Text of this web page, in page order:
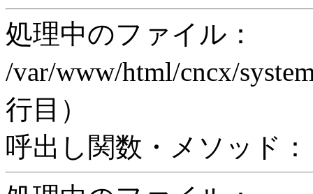
処理中のファイル：
/var/www/html/cncx/
行目）
呼出し関数・メソッド：